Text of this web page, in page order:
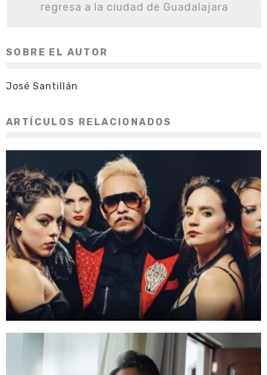
regresa a la ciudad de Guadalajara
SOBRE EL AUTOR
José Santillán
ARTÍCULOS RELACIONADOS